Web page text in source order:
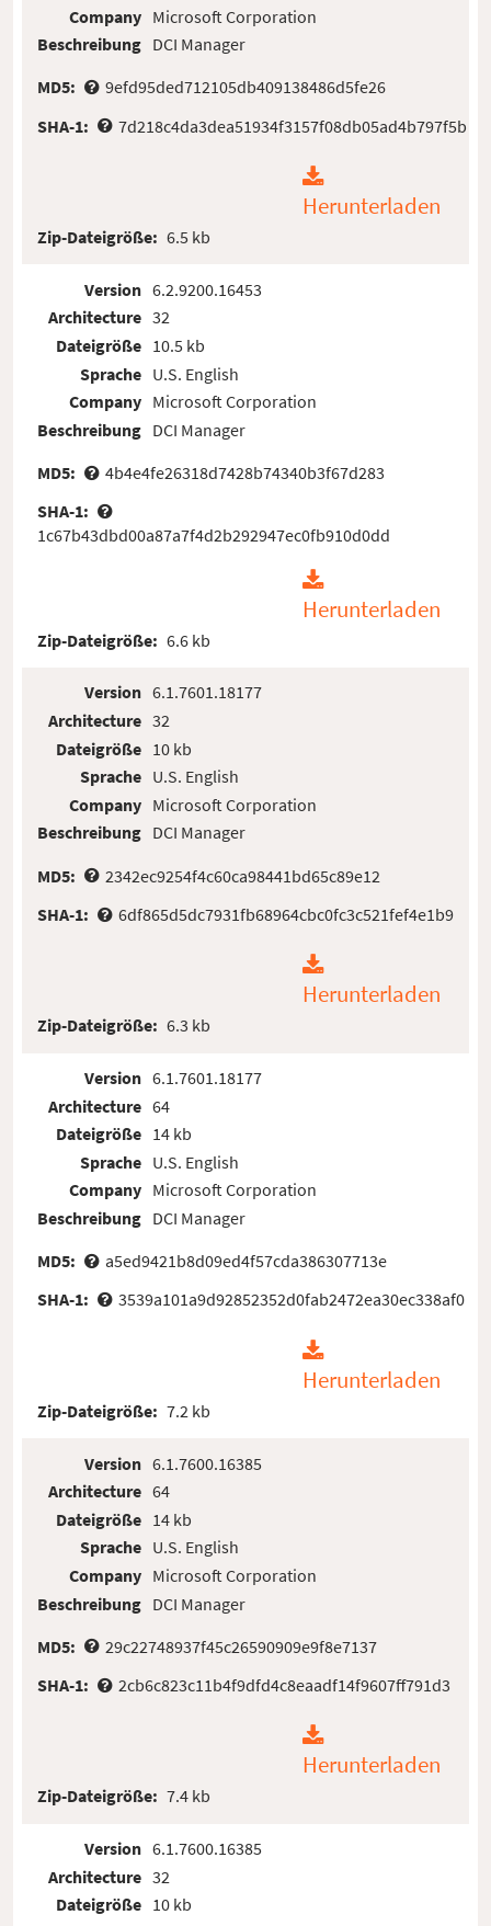
Company
Beschreibung
Microsoft Corporation
DCI Manager
MD5:
9efd95ded712105db409138486d5fe26
SHA-1:
7d218c4da3dea51934f3157f08db05ad4b797f5b
Herunterladen
Zip-Dateigröße: 6.5 kb
Version
Architecture
Dateigröße
Sprache
Company
Beschreibung
6.2.9200.16453
32
10.5 kb
U.S. English
Microsoft Corporation
DCI Manager
MD5:
4b4e4fe26318d7428b74340b3f67d283
SHA-1:
1c67b43dbd00a87a7f4d2b292947ec0fb910d0dd
Herunterladen
Zip-Dateigröße: 6.6 kb
Version
Architecture
Dateigröße
Sprache
Company
Beschreibung
6.1.7601.18177
32
10 kb
U.S. English
Microsoft Corporation
DCI Manager
MD5:
2342ec9254f4c60ca98441bd65c89e12
SHA-1:
6df865d5dc7931fb68964cbc0fc3c521fef4e1b9
Herunterladen
Zip-Dateigröße: 6.3 kb
Version
Architecture
Dateigröße
Sprache
Company
Beschreibung
6.1.7601.18177
64
14 kb
U.S. English
Microsoft Corporation
DCI Manager
MD5:
a5ed9421b8d09ed4f57cda386307713e
SHA-1:
3539a101a9d92852352d0fab2472ea30ec338af0
Herunterladen
Zip-Dateigröße: 7.2 kb
Version
Architecture
Dateigröße
Sprache
Company
Beschreibung
6.1.7600.16385
64
14 kb
U.S. English
Microsoft Corporation
DCI Manager
MD5:
29c22748937f45c26590909e9f8e7137
SHA-1:
2cb6c823c11b4f9dfd4c8eaadf14f9607ff791d3
Herunterladen
Zip-Dateigröße: 7.4 kb
Version
Architecture
Dateigröße
6.1.7600.16385
32
10 kb